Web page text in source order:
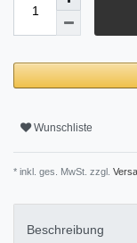
Wunschliste
* inkl. ges. MwSt. zzgl.
Beschreibung